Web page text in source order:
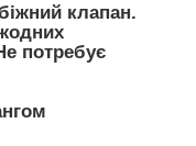
клапан.
потребує